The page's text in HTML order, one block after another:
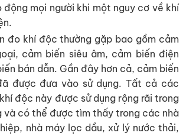
động mọi người khi một nguy cơ về khí
đo khí độc thường gặp bao gồm cảm
cảm biến siêu âm, cảm biến điện
bán dẫn. Gần đây hơn cả, cảm biến
được đưa vào sử dụng. Tất cả các
độc này được sử dụng rộng rãi trong
và có thể được tìm thấy trong các nhà
nhà máy lọc dầu, xử lý nước thải,